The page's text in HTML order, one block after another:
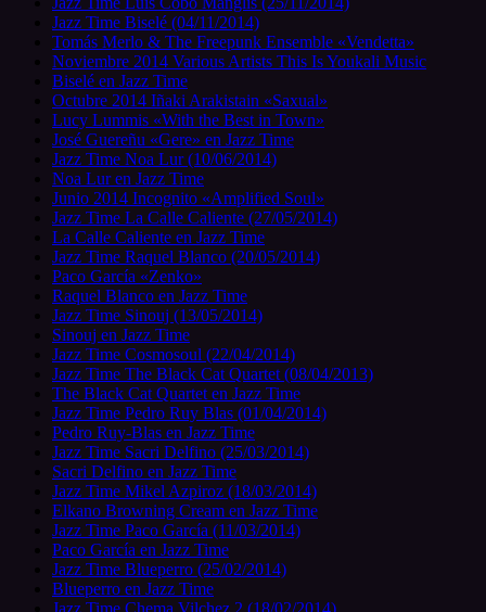
Jazz Time Biselé (04/11/2014)
Tomás Merlo & The Freepunk Ensemble «Vendetta»
Noviembre 2014 Various Artists This Is Youkali Music
Biselé en Jazz Time
Octubre 2014 Iñaki Arakistain «Saxual»
Lucy Lummis «With the Best in Town»
José Guereñu «Gere» en Jazz Time
Jazz Time Noa Lur (10/06/2014)
Noa Lur en Jazz Time
Junio 2014 Incognito «Amplified Soul»
Jazz Time La Calle Caliente (27/05/2014)
La Calle Caliente en Jazz Time
Jazz Time Raquel Blanco (20/05/2014)
Paco García «Zenko»
Raquel Blanco en Jazz Time
Jazz Time Sinouj (13/05/2014)
Sinouj en Jazz Time
Jazz Time Cosmosoul (22/04/2014)
Jazz Time The Black Cat Quartet (08/04/2013)
The Black Cat Quartet en Jazz Time
Jazz Time Pedro Ruy Blas (01/04/2014)
Pedro Ruy-Blas en Jazz Time
Jazz Time Sacri Delfino (25/03/2014)
Sacri Delfino en Jazz Time
Jazz Time Mikel Azpiroz (18/03/2014)
Elkano Browning Cream en Jazz Time
Jazz Time Paco García (11/03/2014)
Paco García en Jazz Time
Jazz Time Blueperro (25/02/2014)
Blueperro en Jazz Time
Jazz Time Chema Vilchez 2 (18/02/2014)